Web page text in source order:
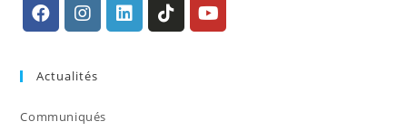
un
nouvel
nouvel
Actualités
Communiqués